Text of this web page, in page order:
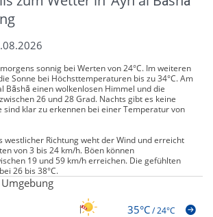
morgens sonnig bei Werten von 24°C. Im weiteren
Sonne bei Höchsttemperaturen bis zu 34°C. Am
Bāshā einen wolkenlosen Himmel und die
26 und 28 Grad. Nachts gibt es keine
sind klar zu erkennen bei einer Temperatur von
westlicher Richtung weht der Wind und erreicht
von 3 bis 24 km/h. Böen können
19 und 59 km/h erreichen. Die gefühlten
26 bis 38°C.
35°C/24°C